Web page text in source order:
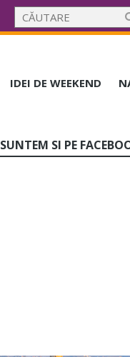
IDEI DE WEEKEND
SUNTEM SI PE